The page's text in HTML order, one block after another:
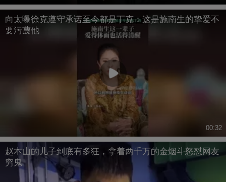
向太曝徐克遵守承诺至今都是丁克：这是施南生的挚爱不
要污蔑他
00:32
赵本山的儿子到底有多狂，拿着两千万的金烟斗怒怼网友
穷鬼